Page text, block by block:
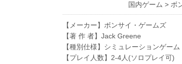
国内ゲーム > ボ
【メーカー】ボンサイ・ゲームズ
【著 作 者】Jack Greene
【種別仕様】シミュレーションゲーム
【プレイ人数】2-4人(ソロプレイ可)